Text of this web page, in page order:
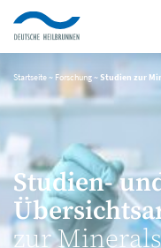
Startseite~ Forschung~ Studien zur
Studien-
zur